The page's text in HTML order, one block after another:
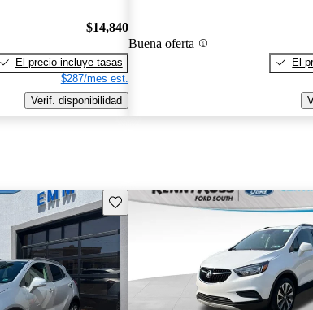
$14,840
El precio incluye tasas
$287/mes est.
Verif. disponibilidad
Buena oferta
El
Guarda este Aviso